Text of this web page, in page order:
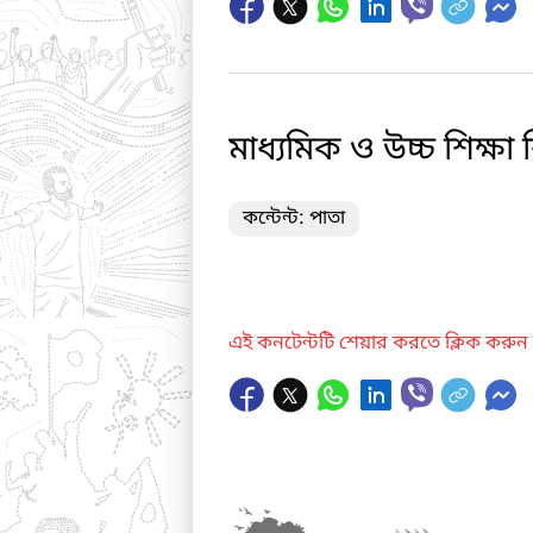
মাধ্যমিক ও উচ্চ
কন্টেন্ট: পাতা
এই কনটেন্টটি শেয়ার করতে ক্লিক করুন